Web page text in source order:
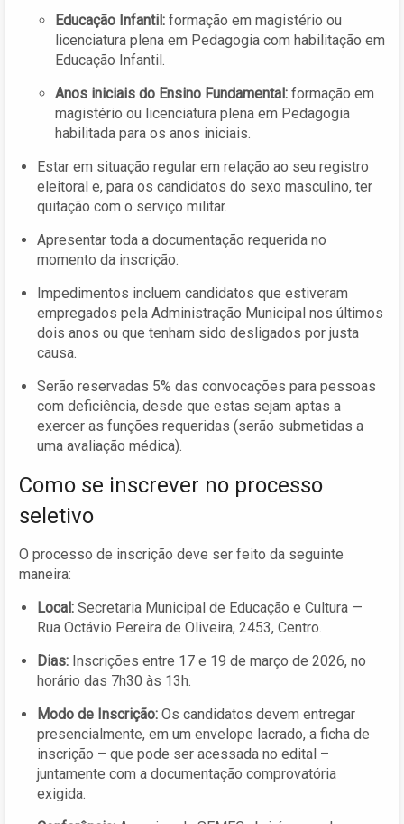
Educação Infantil: formação em magistério ou
licenciatura plena em Pedagogia com habilitação em
Educação Infantil.
Anos iniciais do Ensino Fundamental: formação em
magistério ou licenciatura plena em Pedagogia
habilitada para os anos iniciais.
Estar em situação regular em relação ao seu registro
eleitoral e, para os candidatos do sexo masculino, ter
quitação com o serviço militar.
Apresentar toda a documentação requerida no
momento da inscrição.
Impedimentos incluem candidatos que estiveram
empregados pela Administração Municipal nos últimos
dois anos ou que tenham sido desligados por justa
causa.
Serão reservadas 5% das convocações para pessoas
com deficiência, desde que estas sejam aptas a
exercer as funções requeridas (serão submetidas a
uma avaliação médica).
Como se inscrever no processo
seletivo
O processo de inscrição deve ser feito da seguinte
maneira:
Local: Secretaria Municipal de Educação e Cultura —
Rua Octávio Pereira de Oliveira, 2453, Centro.
Dias: Inscrições entre 17 e 19 de março de 2026, no
horário das 7h30 às 13h.
Modo de Inscrição: Os candidatos devem entregar
presencialmente, em um envelope lacrado, a ficha de
inscrição – que pode ser acessada no edital –
juntamente com a documentação comprovatória
exigida.